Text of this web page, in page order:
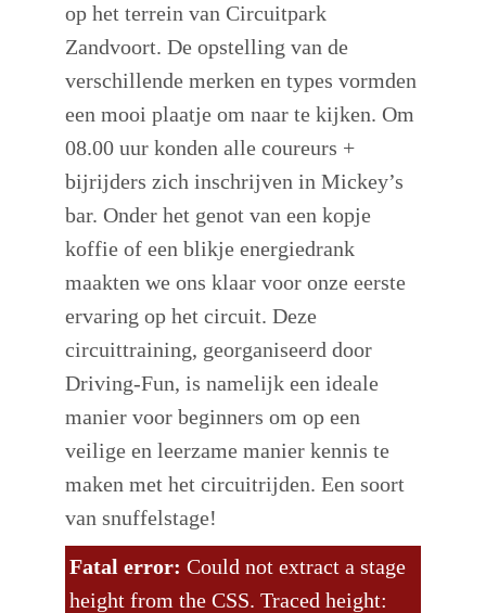
op het terrein van Circuitpark
Zandvoort. De opstelling van de
verschillende merken en types vormden
een mooi plaatje om naar te kijken. Om
08.00 uur konden alle coureurs +
bijrijders zich inschrijven in Mickey’s
bar. Onder het genot van een kopje
koffie of een blikje energiedrank
maakten we ons klaar voor onze eerste
ervaring op het circuit. Deze
circuittraining, georganiseerd door
Driving-Fun, is namelijk een ideale
manier voor beginners om op een
veilige en leerzame manier kennis te
maken met het circuitrijden. Een soort
van snuffelstage!
Fatal error: Could not extract a stage
height from the CSS. Traced height: